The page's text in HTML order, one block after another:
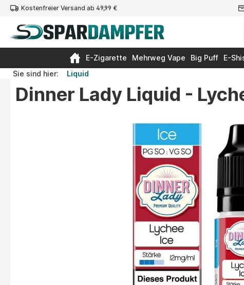
Zur Hauptnavigation springen
Kostenfreier Versand ab 49,99 €
E-Zigarette Mehrweg Vape Big Puff E-
Sie sind hier:
Liquid
Dinner Lady Liquid -